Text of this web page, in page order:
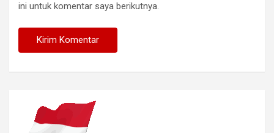
ini untuk komentar saya berikutnya.